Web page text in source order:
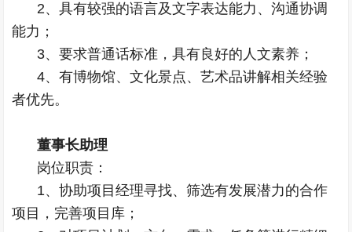
2、具有较强的语言及文字表达能力、沟通协调
能力；
3、要求普通话标准，具有良好的人文素养；
4、有博物馆、文化景点、艺术品讲解相关经验
者优先。
董事长助理
岗位职责：
1、协助项目经理寻找、筛选有发展潜力的合作
项目，完善项目库；